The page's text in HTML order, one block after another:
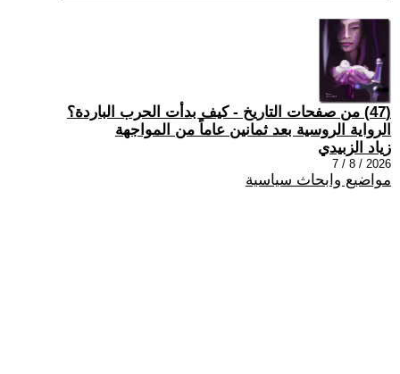
(47) من صفحات التاريخ - كيف بدأت الحرب الباردة؟
الرواية الروسية بعد ثمانين عاماً من المواجهة
زياد الزبيدي
2026 / 8 / 7
مواضيع وابحاث سياسية